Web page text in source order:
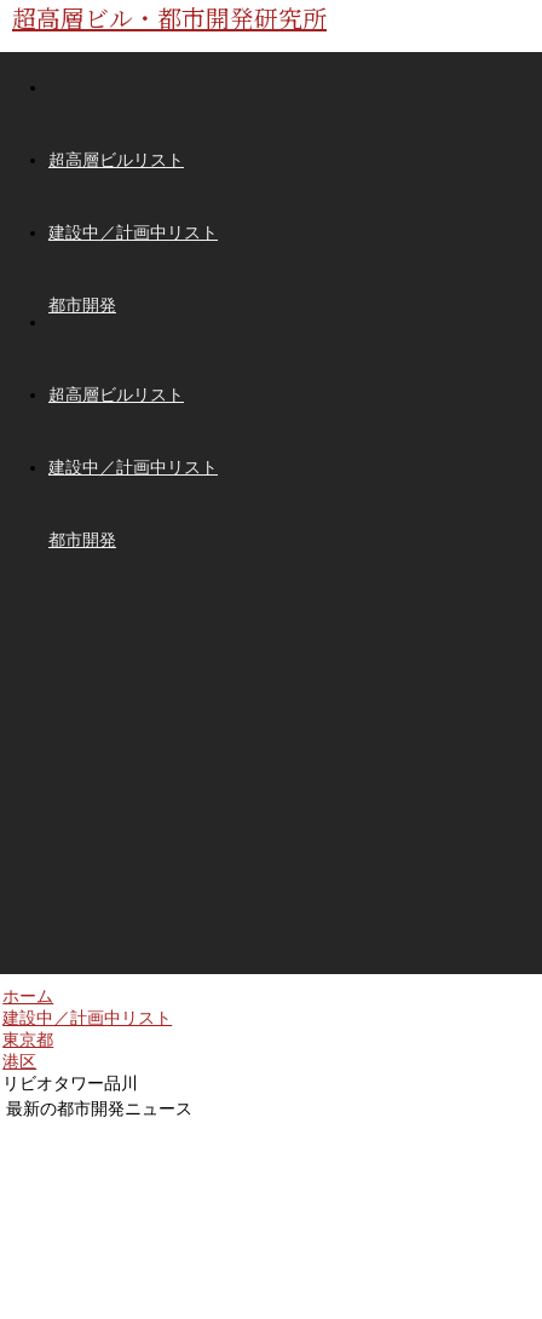
超高層ビル・都市開発研究所
超高層ビルリスト
建設中／計画中リスト
都市開発
超高層ビルリスト
建設中／計画中リスト
都市開発
ホーム
建設中／計画中リスト
東京都
港区
リビオタワー品川
最新の都市開発ニュース